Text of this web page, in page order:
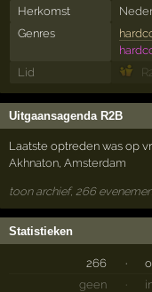
Herkomst
Genres
Lid
Uitgaansagenda R2B
Laatste optreden was op
Akhnaton,Amsterdam
toon archief, 266
Statistieken
266 ·
geen
·